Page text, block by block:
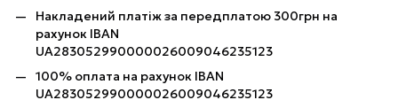
Накладений платіж за передплатою 300грн на
рахунок IBAN
UA283052990000026009046235123
100% оплата на рахунок IBAN
UA283052990000026009046235123